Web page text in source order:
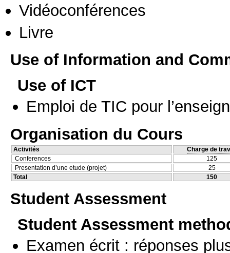
Vidéoconférences
Livre
Use of Information and
Use of ICT
Emploi de TIC pour
Organisation du Cours
Activités
Charge de
Conferences
125
Presentation d’une etude (projet)
25
Total
150
Student Assessment
Student Assessment
Examen écrit : réponses